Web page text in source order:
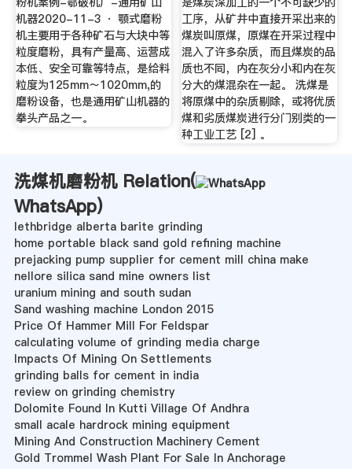
机器2020-11-3 · 颚式磨粉
机主要用于各种矿石与大块中等
粒度磨粉，具有产量高、运营成
本低、安全可靠等特点，是给料
粒度为125mm～1020mm,的
磨粉设备，也是通用矿山机器的
拳头产品之一。
工序，从矿井中直接开采出来的
煤炭叫原煤，原煤在开采过程中
混入了许多杂质，而且煤炭的品
质也不同，内在灰分小和内在灰
分大的煤混杂在一起。 洗煤是
将原煤中的杂质剔除，或将优质
煤和劣质煤炭进行分门别类的一
种工业工艺 [2] 。
洗煤机磨粉机 Relation(
WhatsApp)
lethbridge alberta barite grinding
home portable black sand gold refining machine
prejacking pump supplier for cement mill china make
nellore silica sand mine owners list
uranium mining and south sudan
Sand washing machine London 2015
Price Of Hammer Mill For Feldspar
calculating volume of grinding media charge
Impacts Of Mining On Settlements
grinding balls for cement in india
review on grinding chemistry
Dolomite Found In Kutti Village Of Andhra
small acale hardrock mining equipment
Mining And Construction Machinery Cement
Gold Trommel Wash Plant For Sale In Anchorage